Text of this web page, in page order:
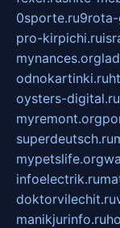
0sporte.ru9rota-
pro-kirpichi.ru
mynances.org
odnokartinki.ru
oysters-digital.ru
myremont.org
superdeutsch.ru
mypetslife.org
infoelectrik.ru
doktorvilechit.ru
manikjurinfo.ru